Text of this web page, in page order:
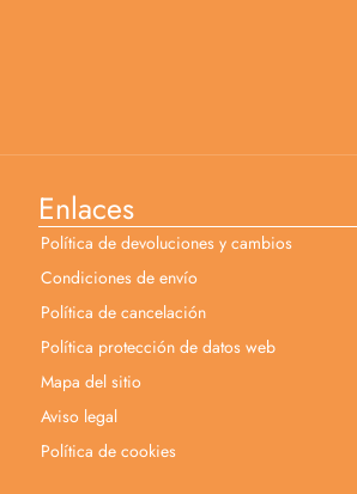
Enlaces
Política de devoluciones y cambios
Condiciones de envío
Política de cancelación
Política protección de datos web
Mapa del sitio
Aviso legal
Política de cookies